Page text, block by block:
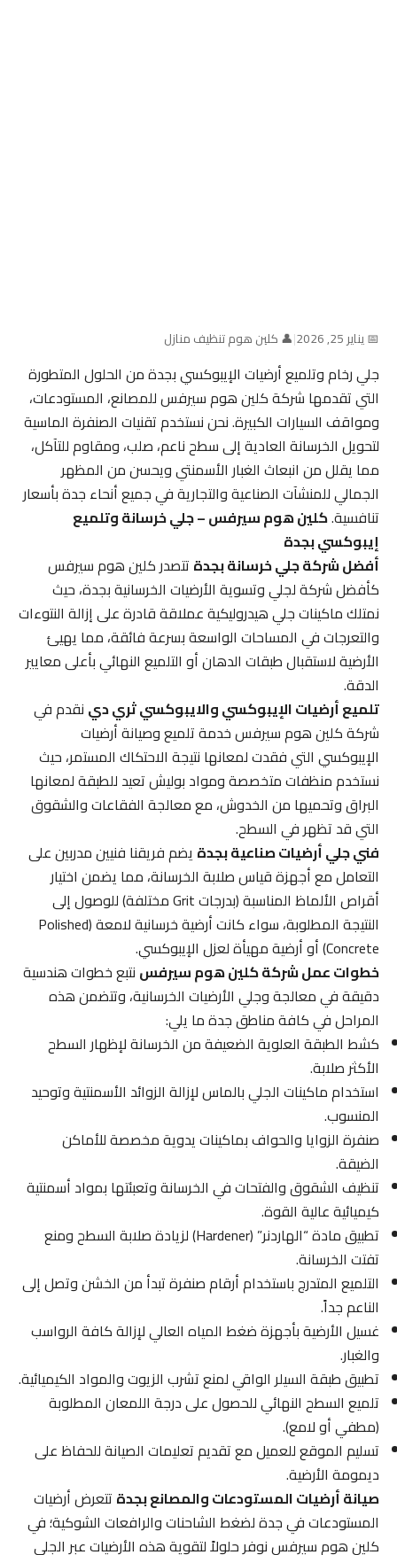
📅 يناير 25, 2026 |👤 كلين هوم تنظيف منازل
جلي رخام وتلميع أرضيات الإيبوكسي بجدة من الحلول المتطورة
التي تقدمها شركة كلين هوم سيرفس للمصانع، المستودعات،
ومواقف السيارات الكبيرة. نحن نستخدم تقنيات الصنفرة الماسية
لتحويل الخرسانة العادية إلى سطح ناعم، صلب، ومقاوم للتآكل،
مما يقلل من انبعاث الغبار الأسمنتي ويحسن من المظهر
الجمالي للمنشآت الصناعية والتجارية في جميع أنحاء جدة بأسعار
تنافسية.كلين هوم سيرفس – جلي خرسانة وتلميع
إيبوكسي بجدة
أفضل شركة جلي خرسانة بجدةتتصدر كلين هوم سيرفس
كأفضل شركة لجلي وتسوية الأرضيات الخرسانية بجدة، حيث
نمتلك ماكينات جلي هيدروليكية عملاقة قادرة على إزالة النتوءات
والتعرجات في المساحات الواسعة بسرعة فائقة، مما يهيئ
الأرضية لاستقبال طبقات الدهان أو التلميع النهائي بأعلى معايير
الدقة.
تلميع أرضيات الإيبوكسي والايبوكسي ثري دينقدم في
شركة كلين هوم سيرفس خدمة تلميع وصيانة أرضيات
الإيبوكسي التي فقدت لمعانها نتيجة الاحتكاك المستمر، حيث
نستخدم منظفات متخصصة ومواد بوليش تعيد للطبقة لمعانها
البراق وتحميها من الخدوش، مع معالجة الفقاعات والشقوق
التي قد تظهر في السطح.
فني جلي أرضيات صناعية بجدةيضم فريقنا فنيين مدربين على
التعامل مع أجهزة قياس صلابة الخرسانة، مما يضمن اختيار
أقراص الألماظ المناسبة (بدرجات Grit مختلفة) للوصول إلى
النتيجة المطلوبة، سواء كانت أرضية خرسانية لامعة (Polished
Concrete) أو أرضية مهيأة لعزل الإيبوكسي.
خطوات عمل شركة كلين هوم سيرفسنتبع خطوات هندسية
دقيقة في معالجة وجلي الأرضيات الخرسانية، وتتضمن هذه
المراحل في كافة مناطق جدة ما يلي:
كشط الطبقة العلوية الضعيفة من الخرسانة لإظهار السطح
الأكثر صلابة.
استخدام ماكينات الجلي بالماس لإزالة الزوائد الأسمنتية وتوحيد
المنسوب.
صنفرة الزوايا والحواف بماكينات يدوية مخصصة للأماكن
الضيقة.
تنظيف الشقوق والفتحات في الخرسانة وتعبئتها بمواد أسمنتية
كيميائية عالية القوة.
تطبيق مادة “الهاردنر” (Hardener) لزيادة صلابة السطح ومنع
تفتت الخرسانة.
التلميع المتدرج باستخدام أرقام صنفرة تبدأ من الخشن وتصل إلى
الناعم جداً.
غسيل الأرضية بأجهزة ضغط المياه العالي لإزالة كافة الرواسب
والغبار.
تطبيق طبقة السيلر الواقي لمنع تشرب الزيوت والمواد الكيميائية.
تلميع السطح النهائي للحصول على درجة اللمعان المطلوبة
(مطفي أو لامع).
تسليم الموقع للعميل مع تقديم تعليمات الصيانة للحفاظ على
ديمومة الأرضية.
صيانة أرضيات المستودعات والمصانع بجدةتتعرض أرضيات
المستودعات في جدة لضغط الشاحنات والرافعات الشوكية؛ في
كلين هوم سيرفس نوفر حلولاً لتقوية هذه الأرضيات عبر الجلي